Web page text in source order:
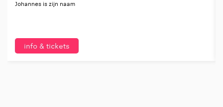
Johannes is zijn naam
info & tickets